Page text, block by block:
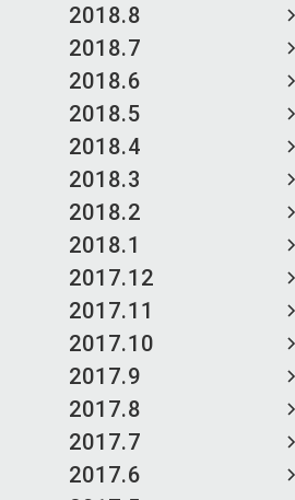
2018.8
2018.7
2018.6
2018.5
2018.4
2018.3
2018.2
2018.1
2017.12
2017.11
2017.10
2017.9
2017.8
2017.7
2017.6